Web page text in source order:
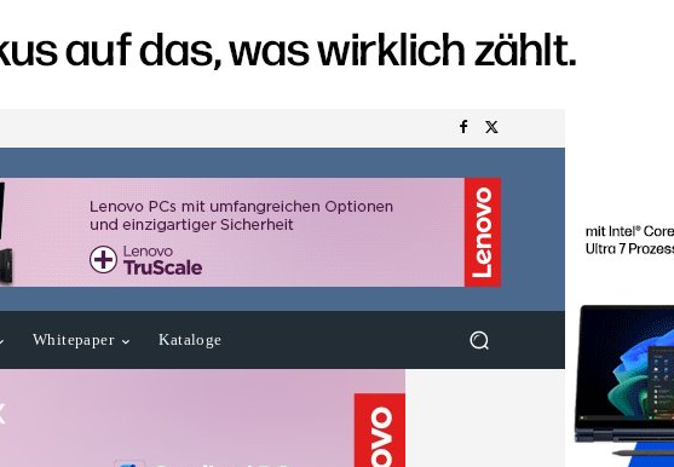
Whitepaper Kataloge